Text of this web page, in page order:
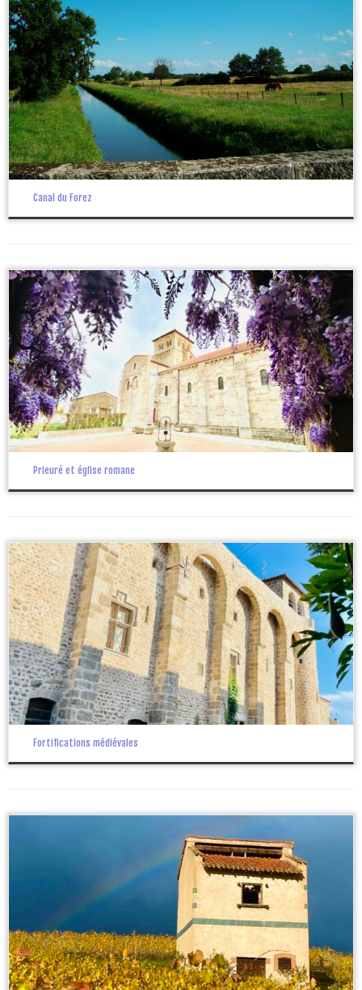
Canal du Forez
Prieuré et église romane
Fortifications médiévales